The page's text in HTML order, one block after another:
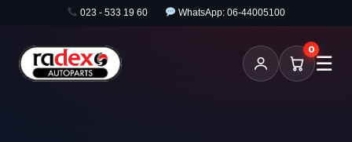
023 - 533 19 60 WhatsApp: 06-44005100
0
☰